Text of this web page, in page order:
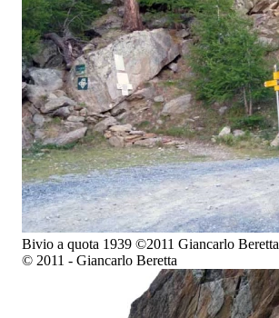
Bivio a quota 1939 ©2011 Giancarlo Beretta
© 2011 - Giancarlo Beretta